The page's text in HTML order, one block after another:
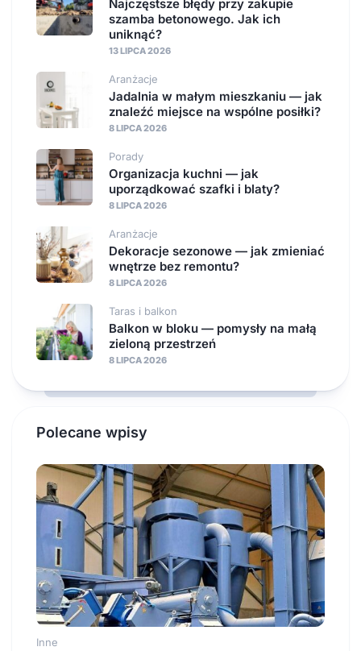
Najczęstsze błędy przy zakupie
szamba betonowego. Jak ich
uniknąć?
13 LIPCA 2026
Aranżacje
Jadalnia w małym mieszkaniu — jak
znaleźć miejsce na wspólne posiłki?
8 LIPCA 2026
Porady
Organizacja kuchni — jak
uporządkować szafki i blaty?
8 LIPCA 2026
Aranżacje
Dekoracje sezonowe — jak zmieniać
wnętrze bez remontu?
8 LIPCA 2026
Taras i balkon
Balkon w bloku — pomysły na małą
zieloną przestrzeń
8 LIPCA 2026
Polecane wpisy
Inne